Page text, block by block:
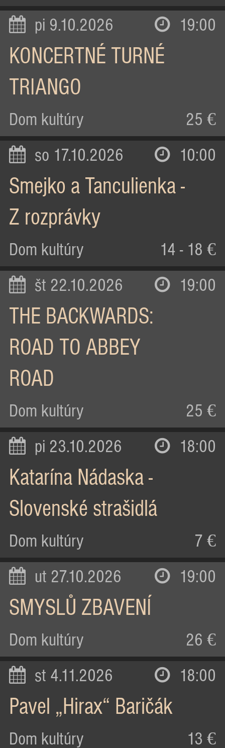
pi 9.10.2026 19:00
KONCERTNÉ TURNÉ
TRIANGO
Dom kultúry 25 €
so 17.10.2026 10:00
Smejko a Tanculienka -
Z rozprávky
Dom kultúry 14 - 18 €
št 22.10.2026 19:00
THE BACKWARDS:
ROAD TO ABBEY
ROAD
Dom kultúry 25 €
pi 23.10.2026 18:00
Katarína Nádaska -
Slovenské strašidlá
Dom kultúry 7 €
ut 27.10.2026 19:00
SMYSLŮ ZBAVENÍ
Dom kultúry 26 €
st 4.11.2026 18:00
Pavel „Hirax“ Baričák
Dom kultúry 13 €